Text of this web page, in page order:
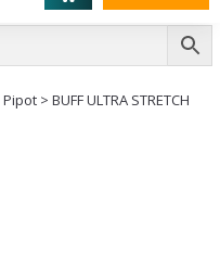
Pipot > BUFF ULTRA STRETCH